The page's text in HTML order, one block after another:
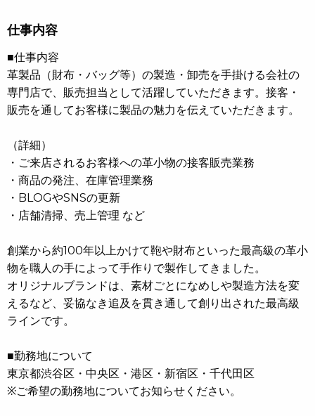
仕事内容
■仕事内容
革製品（財布・バッグ等）の製造・卸売を手掛ける会社の
専門店で、販売担当として活躍していただきます。接客・
販売を通してお客様に製品の魅力を伝えていただきます。
（詳細）
・ご来店されるお客様への革小物の接客販売業務
・商品の発注、在庫管理業務
・BLOGやSNSの更新
・店舗清掃、売上管理 など
創業から約100年以上かけて鞄や財布といった最高級の革小
物を職人の手によって手作りで製作してきました。
オリジナルブランドは、素材ごとになめしや製造方法を変
えるなど、妥協なき追及を貫き通して創り出された最高級
ラインです。
■勤務地について
東京都渋谷区・中央区・港区・新宿区・千代田区
※ご希望の勤務地についてお知らせください。